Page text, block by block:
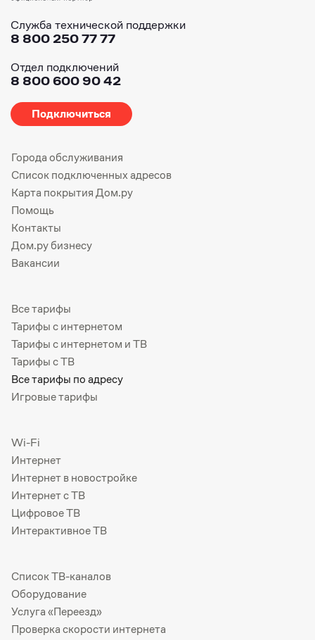
Служба технической поддержки
8 800 250 77 77
Отдел подключений
8 800 600 90 42
Подключиться
Города обслуживания
Список подключенных адресов
Карта покрытия Дом.ру
Помощь
Контакты
Дом.ру бизнесу
Вакансии
Все тарифы
Тарифы с интернетом
Тарифы с интернетом и ТВ
Тарифы с ТВ
Все тарифы по адресу
Игровые тарифы
Wi-Fi
Интернет
Интернет в новостройке
Интернет с ТВ
Цифровое ТВ
Интерактивное ТВ
Список ТВ-каналов
Оборудование
Услуга «Переезд»
Проверка скорости интернета